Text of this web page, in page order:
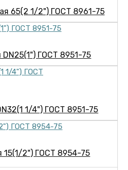
65(2 1/2") ГОСТ 8961-75
ГОСТ 8951-75
1/4") ГОСТ 8951-75
15(1/2") ГОСТ 8954-75